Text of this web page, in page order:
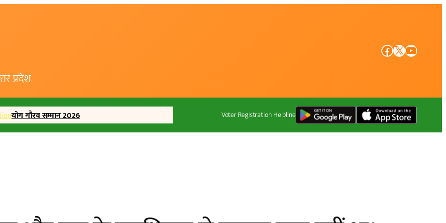
प्रदेश
Facebook X YouTube
योग गौरव सम्मान 2026 Voter Registration Helpline